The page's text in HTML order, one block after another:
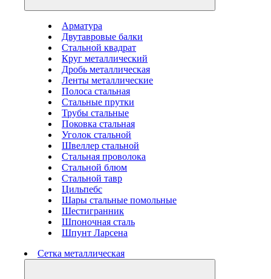
Арматура
Двутавровые балки
Стальной квадрат
Круг металлический
Дробь металлическая
Ленты металлические
Полоса стальная
Стальные прутки
Трубы стальные
Поковка стальная
Уголок стальной
Швеллер стальной
Стальная проволока
Стальной блюм
Стальной тавр
Цильпебс
Шары стальные помольные
Шестигранник
Шпоночная сталь
Шпунт Ларсена
Сетка металлическая